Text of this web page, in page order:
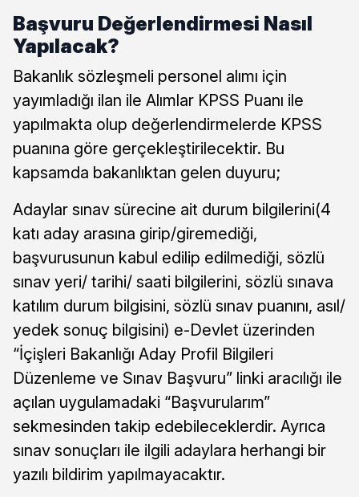
Başvuru Değerlendirmesi Nasıl
Yapılacak?
Bakanlık sözleşmeli personel alımı için
yayımladığı ilan ile Alımlar KPSS Puanı ile
yapılmakta olup değerlendirmelerde KPSS
puanına göre gerçekleştirilecektir. Bu
kapsamda bakanlıktan gelen duyuru;
Adaylar sınav sürecine ait durum bilgilerini(4
katı aday arasına girip/giremediği,
başvurusunun kabul edilip edilmediği, sözlü
sınav yeri/ tarihi/ saati bilgilerini, sözlü sınava
katılım durum bilgisini, sözlü sınav puanını, asıl/
yedek sonuç bilgisini) e-Devlet üzerinden
“İçişleri Bakanlığı Aday Profil Bilgileri
Düzenleme ve Sınav Başvuru” linki aracılığı ile
açılan uygulamadaki “Başvurularım”
sekmesinden takip edebileceklerdir. Ayrıca
sınav sonuçları ile ilgili adaylara herhangi bir
yazılı bildirim yapılmayacaktır.